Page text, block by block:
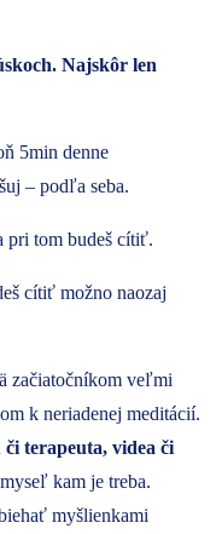
Najskôr len
5min denne
– podľa seba.
pri tom budeš cítiť.
cítiť možno naozaj
začiatočníkom veľmi
k neriadenej meditácií.
terapeuta, videa či
kam je treba.
myšlienkami